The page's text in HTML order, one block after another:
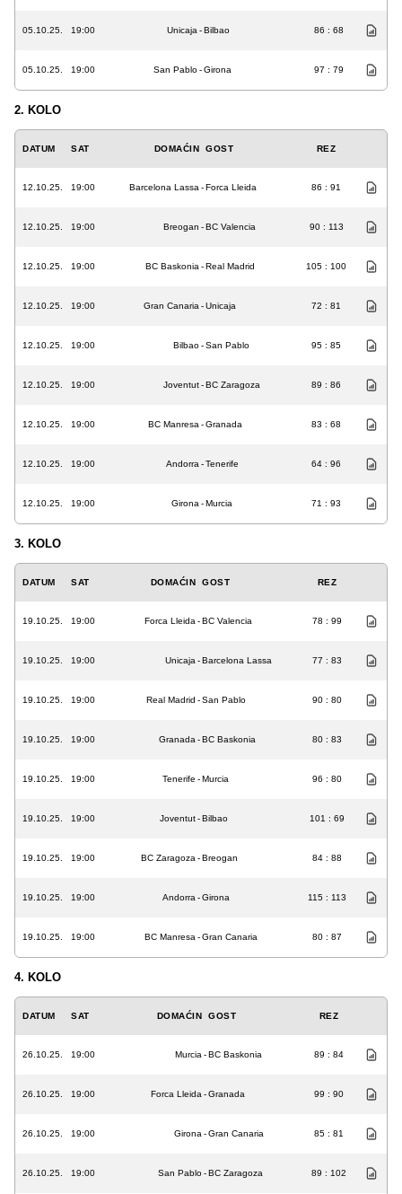
05.10.25. 19:00 Unicaja -Bilbao 86 : 68
05.10.25. 19:00 San Pablo-Girona 97 : 79
2. KOLO
DATUM SAT DOMAĆIN GOST REZ
12.10.25. 19:00 Barcelona Lassa -Forca Lleida 86 : 91
12.10.25. 19:00 Breogan -BC Valencia 90 : 113
12.10.25. 19:00 BC Baskonia -Real Madrid 105 : 100
12.10.25. 19:00 Gran Canaria -Unicaja 72 : 81
12.10.25. 19:00 Bilbao-San Pablo 95 : 85
12.10.25. 19:00 Joventut-BC Zaragoza 89 : 86
12.10.25. 19:00 BC Manresa -Granada 83 : 68
12.10.25. 19:00 Andorra -Tenerife 64 : 96
12.10.25. 19:00 Girona -Murcia 71 : 93
3. KOLO
DATUM SAT DOMAĆIN GOST REZ
19.10.25. 19:00 Forca Lleida -BC Valencia 78 : 99
19.10.25. 19:00 Unicaja -Barcelona Lassa 77 : 83
19.10.25. 19:00 Real Madrid -San Pablo 90 : 80
19.10.25. 19:00 Granada -BC Baskonia 80 : 83
19.10.25. 19:00 Tenerife -Murcia 96 : 80
19.10.25. 19:00 Joventut-Bilbao 101 : 69
19.10.25. 19:00 BC Zaragoza -Breogan 84 : 88
19.10.25. 19:00 Andorra -Girona 115 : 113
19.10.25. 19:00 BC Manresa -Gran Canaria 80 : 87
4. KOLO
DATUM SAT DOMAĆIN GOST REZ
26.10.25. 19:00 Murcia -BC Baskonia 89 : 84
26.10.25. 19:00 Forca Lleida -Granada 99 : 90
26.10.25. 19:00 Girona -Gran Canaria 85 : 81
26.10.25. 19:00 San Pablo-BC Zaragoza 89 : 102